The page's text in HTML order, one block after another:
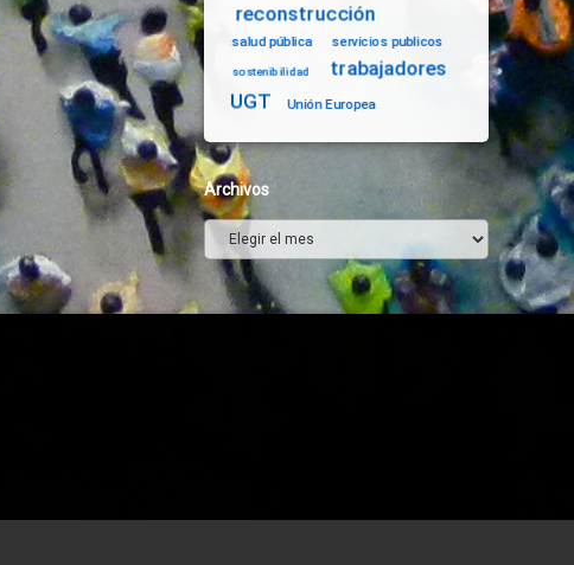
reconstrucción
salud pública servicios publicos
sostenibilidad
trabajadores
UGT
Unión Europea
Archivos
Archivos